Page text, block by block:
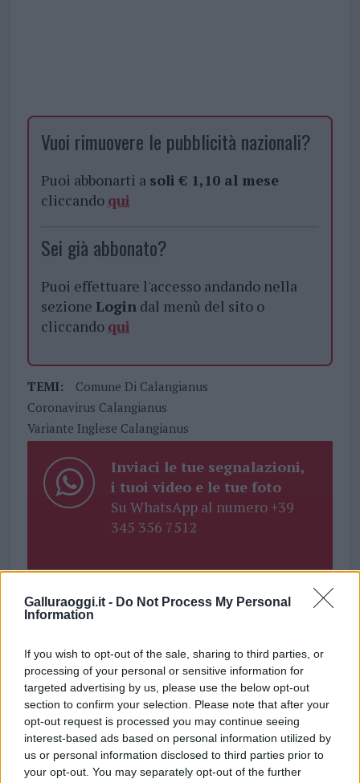
Galluraoggi.it - Do Not Process My Personal
Information
If you wish to opt-out of the sale, sharing to third parties, or
processing of your personal or sensitive information for
targeted advertising by us, please use the below opt-out
section to confirm your selection. Please note that after your
opt-out request is processed you may continue seeing
interest-based ads based on personal information utilized by
us or personal information disclosed to third parties prior to
your opt-out. You may separately opt-out of the further
Vuoi rimuovere le pubblicità nazionali?
Puoi abbonarti a soli € 1,10 al mese
cliccando qui
Sei già abbonato?
Puoi effettuare l'accesso andando nella
sezione Logindal menù del sito o
cliccando qui
TEMI:
Comune Di Calangianus
Coronavirus Calangianus
Variante Inglese Calangianus
Inviaci le tue segnalazioni,
i tuoi video e le tue foto
Su WhatsApp al numero +39
345 356 7512
Notizie in tempo reale?
GalluraOggi.it
Ricevi le nostre ultime news